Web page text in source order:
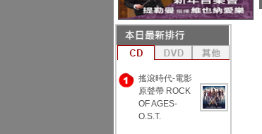
搖滾時代-電影
原聲帶 ROCK
OF AGES-
O.S.T.